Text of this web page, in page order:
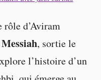
d’Aviram
Messiah, sortie le
l’histoire d’un